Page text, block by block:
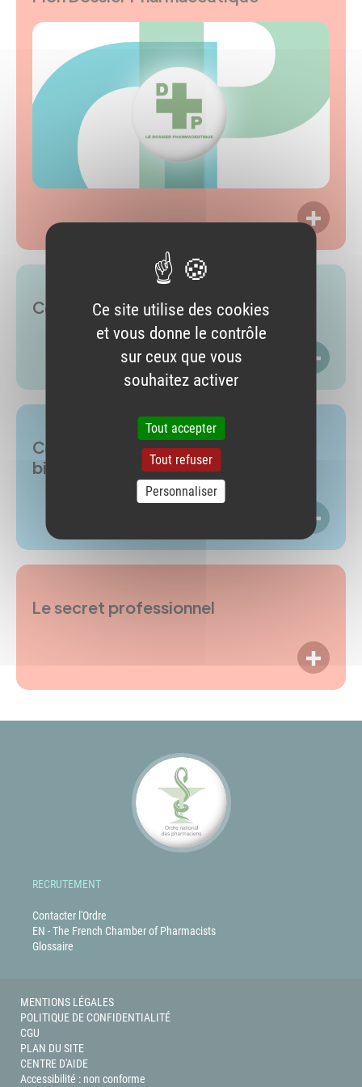
LIRE
Comment déposer plainte ?
LIRE
Communication des résultats de
biologie médicale
LIRE
Le secret professionnel
LIRE
RECRUTEMENT
Contacter l'Ordre
EN - The French Chamber of Pharmacists
Glossaire
MENTIONS LÉGALES
POLITIQUE DE CONFIDENTIALITÉ
CGU
PLAN DU SITE
CENTRE D'AIDE
Accessibilité : non conforme
Ce site utilise des cookies
et vous donne le contrôle
sur ceux que vous
souhaitez activer
Tout accepter
Tout refuser
Personnaliser